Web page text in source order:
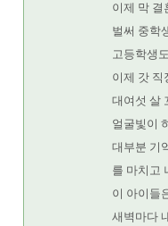
이제 막 결
벌써 중학
고등학생
이제 갓 직
대여섯 살
얼굴빛이
대부분 기
를 마치고
이 아이들
새벽마다